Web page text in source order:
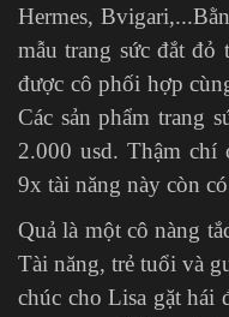
Hermes,
mẫu trang sức đắt đỏ
được cô phối hợp
Các sản phẩm trang
2.000 usd. Thậm chí
9x tài năng này còn
Quả là một cô nàng
Tài năng, trẻ tuổi và
chúc cho Lisa gặt hái